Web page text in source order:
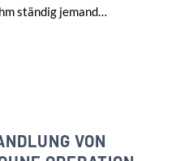
ständig jemand…
VON